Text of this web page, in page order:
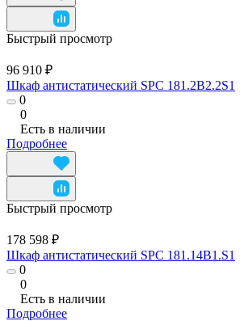
Быстрый просмотр
96 910 ₽
Шкаф антистатический SPC 181.2B2.2S1
0
0
Есть в наличии
Подробнее
Быстрый просмотр
178 598 ₽
Шкаф антистатический SPC 181.14B1.S1
0
0
Есть в наличии
Подробнее